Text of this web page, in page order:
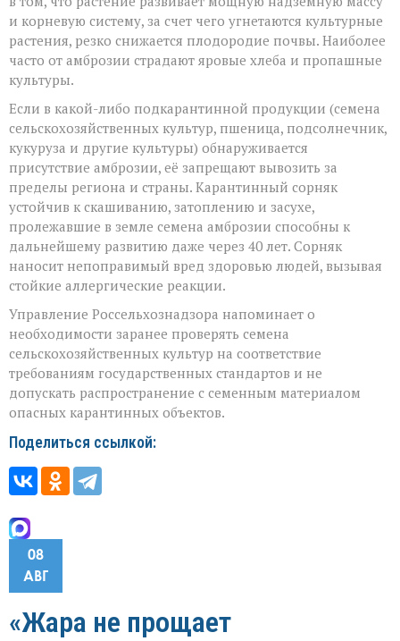
и корневую систему, за счет чего угнетаются культурные
растения, резко снижается плодородие почвы. Наиболее
часто от амброзии страдают яровые хлеба и пропашные
культуры.
Если в какой-либо подкарантинной продукции (семена
сельскохозяйственных культур, пшеница, подсолнечник,
кукуруза и другие культуры) обнаруживается
присутствие амброзии, её запрещают вывозить за
пределы региона и страны. Карантинный сорняк
устойчив к скашиванию, затоплению и засухе,
пролежавшие в земле семена амброзии способны к
дальнейшему развитию даже через 40 лет. Сорняк
наносит непоправимый вред здоровью людей, вызывая
стойкие аллергические реакции.
Управление Россельхознадзора напоминает о
необходимости заранее проверять семена
сельскохозяйственных культур на соответствие
требованиям государственных стандартов и не
допускать распространение с семенным материалом
опасных карантинных объектов.
Поделиться ссылкой:
08
АВГ
«Жара не прощает